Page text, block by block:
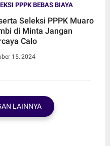
PPPK BEBAS BIAYA
Seleksi PPPK Muaro
di Minta Jangan
Calo
15, 2024
LAINNYA